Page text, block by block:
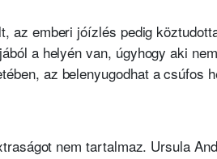
az emberi jóízlés pedig
a helyén van, úgyhogy aki
az belenyugodhat a csúfos
nem tartalmaz. Ursula